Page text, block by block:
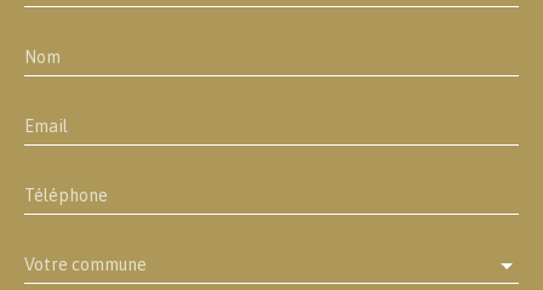
Nom
Email
Téléphone
Votre commune